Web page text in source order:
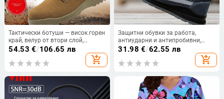
Тактически ботуши — висок горен
край, велур от втори слой,
водоустойчиви, модел BL, за
54.53 €/106.65 лв
add_shopping_cart
Защитни обувки за работа,
антиударни и антипробивни,
изолирани, велурена кожа, модел
31.98 €/62.55 лв
add_shopping_cart